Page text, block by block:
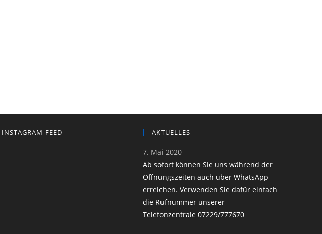
INSTAGRAM-FEED AKTUELLES
7. Mai 2020
Ab sofort können Sie uns während der
Öffnungszeiten auch über WhatsApp
erreichen. Verwenden Sie dafür einfach
die Rufnummer unserer
Telefonzentrale 07229/777670